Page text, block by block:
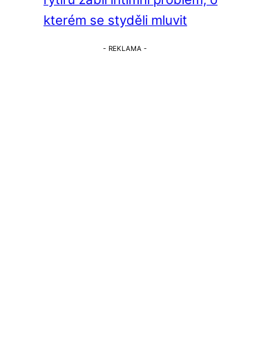
kterém se styděli mluvit